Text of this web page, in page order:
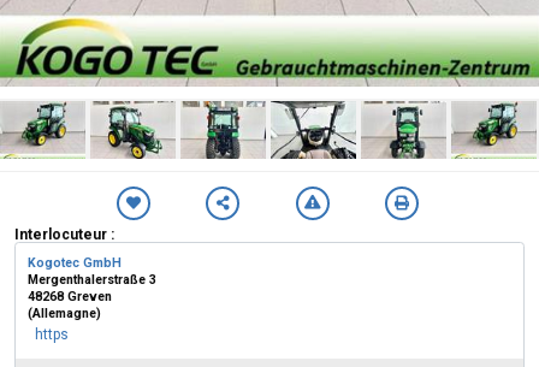
Interlocuteur :
Kogotec GmbH
Mergenthalerstraße 3
48268 Greven
(Allemagne)
https